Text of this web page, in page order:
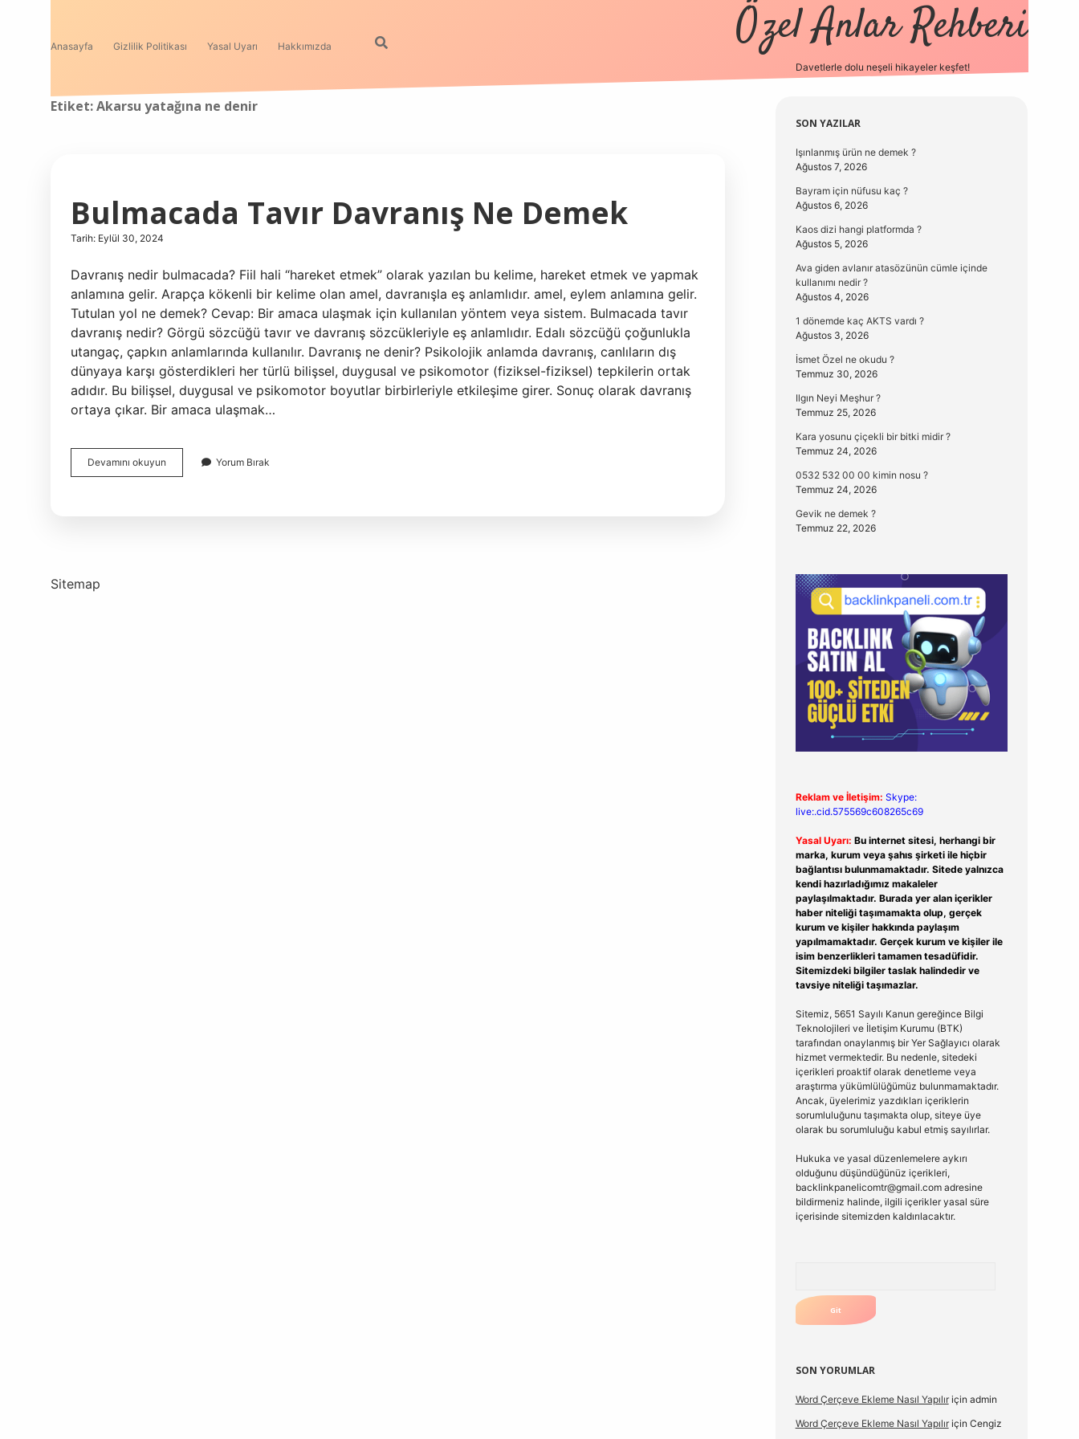
Anasayfa Gizlilik Politikası Yasal Uyarı Hakkımızda Özel Anlar Rehberi
Davetlerle dolu neşeli hikayeler keşfet!
Etiket:Akarsu yatağına ne denir
Bulmacada Tavır Davranış Ne Demek
Tarih: Eylül 30, 2024
Davranış nedir bulmacada? Fiil hali “hareket etmek” olarak yazılan bu kelime, hareket etmek ve yapmak
anlamına gelir. Arapça kökenli bir kelime olan amel, davranışla eş anlamlıdır. amel, eylem anlamına gelir.
Tutulan yol ne demek? Cevap: Bir amaca ulaşmak için kullanılan yöntem veya sistem. Bulmacada tavır
davranış nedir? Görgü sözcüğü tavır ve davranış sözcükleriyle eş anlamlıdır. Edalı sözcüğü çoğunlukla
utangaç, çapkın anlamlarında kullanılır. Davranış ne denir? Psikolojik anlamda davranış, canlıların dış
dünyaya karşı gösterdikleri her türlü bilişsel, duygusal ve psikomotor (fiziksel-fiziksel) tepkilerin ortak
adıdır. Bu bilişsel, duygusal ve psikomotor boyutlar birbirleriyle etkileşime girer. Sonuç olarak davranış
ortaya çıkar. Bir amaca ulaşmak…
Devamını okuyun Bulmacada
Tavır
Yorum Bırak
Sitemap
Sidebar
SON YAZILAR
Işınlanmış ürün ne demek ?
Ağustos 7, 2026
Bayram için nüfusu kaç ?
Ağustos 6, 2026
Kaos dizi hangi platformda ?
Ağustos 5, 2026
Ava giden avlanır atasözünün cümle içinde
kullanımı nedir ?
Ağustos 4, 2026
1 dönemde kaç AKTS vardı ?
Ağustos 3, 2026
İsmet Özel ne okudu ?
Temmuz 30, 2026
Ilgın Neyi Meşhur ?
Temmuz 25, 2026
Kara yosunu çiçekli bir bitki midir ?
Temmuz 24, 2026
0532 532 00 00 kimin nosu ?
Temmuz 24, 2026
Gevik ne demek ?
Temmuz 22, 2026
Reklam ve İletişim: Skype:
live:.cid.575569c608265c69
Yasal Uyarı: Bu internet sitesi, herhangi bir
marka, kurum veya şahıs şirketi ile hiçbir
bağlantısı bulunmamaktadır. Sitede yalnızca
kendi hazırladığımız makaleler
paylaşılmaktadır. Burada yer alan içerikler
haber niteliği taşımamakta olup, gerçek
kurum ve kişiler hakkında paylaşım
yapılmamaktadır. Gerçek kurum ve kişiler ile
isim benzerlikleri tamamen tesadüfidir.
Sitemizdeki bilgiler taslak halindedir ve
tavsiye niteliği taşımazlar.
Sitemiz, 5651 Sayılı Kanun gereğince Bilgi
Teknolojileri ve İletişim Kurumu (BTK)
tarafından onaylanmış bir Yer Sağlayıcı olarak
hizmet vermektedir. Bu nedenle, sitedeki
içerikleri proaktif olarak denetleme veya
araştırma yükümlülüğümüz bulunmamaktadır.
Ancak, üyelerimiz yazdıkları içeriklerin
sorumluluğunu taşımakta olup, siteye üye
olarak bu sorumluluğu kabul etmiş sayılırlar.
Hukuka ve yasal düzenlemelere aykırı
olduğunu düşündüğünüz içerikleri,
backlinkpanelicomtr@gmail.comadresine
bildirmeniz halinde, ilgili içerikler yasal süre
içerisinde sitemizden kaldırılacaktır.
SON YORUMLAR
Word Çerçeve Ekleme Nasıl Yapılıriçin admin
Word Çerçeve Ekleme Nasıl Yapılıriçin Cengiz